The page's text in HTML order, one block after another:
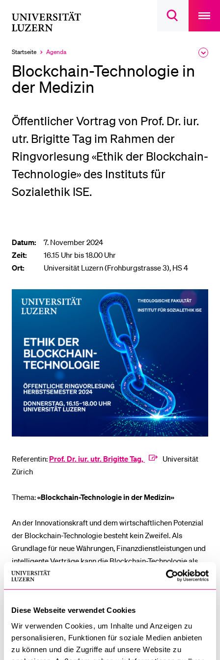
Diese Webseite verwendet Cookies
Wir verwenden Cookies, um Inhalte und Anzeigen zu
personalisieren, Funktionen für soziale Medien anbieten
zu können und die Zugriffe auf unsere Website zu
Suchdialog
main
Startseite
Aktuell
ausgewählt
Agenda
Blockchain-Technologie in
der Medizin
Öffentlicher Vortrag von Prof. Dr. iur.
utr. Brigitte Tag im Rahmen der
Ringvorlesung «Ethik der Blockchain-
Technologie» des Instituts für
Sozialethik ISE.
Datum:
7. November 2024
Zeit:
16.15 Uhr bis 18.00 Uhr
Ort:
Universität Luzern (Frohburgstrasse 3), HS 4
Referentin: Prof. Dr. iur. utr. Brigitte Tag,
Universität
Zürich
Thema:«Blockchain-Technologie in der Medizin»
An der Innovationskraft und dem wirtschaftlichen Potenzial
der Blockchain-Technologie besteht kein Zweifel. Als
Grundlage für neue Währungen, Finanzdienstleistungen und
intelligente Verträge kann die Blockchain-Technologie als
das fünfte disruptive Computerparadigma nach
Grossrechnern, PCs, dem Internet und mobilen Geräten
Auswirkungen, die sich auch auf den wirtschaftlichen Erfolg
der Blockchain-Technologie auswirken können.
Ziel dieser interdisziplinären Ringvorlesung ist es, die
LETZTE SUCHEN
DIE UNI FÜR…
Schulklassen und Lehrpersonen
Studierende
Forschende
Mitarbeitende
Alumni
BELIEBTE INHALTE
Vorlesungsverzeichnis
Sportangebot
Menuplan Mensa
Anmeldung und Zulassung